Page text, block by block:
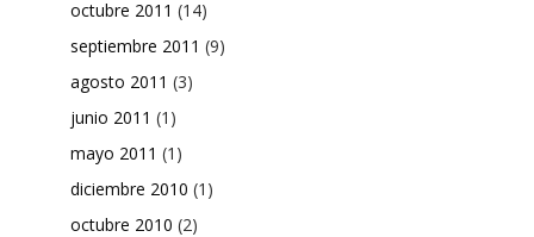
octubre 2011 (14)
septiembre 2011 (9)
agosto 2011 (3)
junio 2011 (1)
mayo 2011 (1)
diciembre 2010 (1)
octubre 2010 (2)